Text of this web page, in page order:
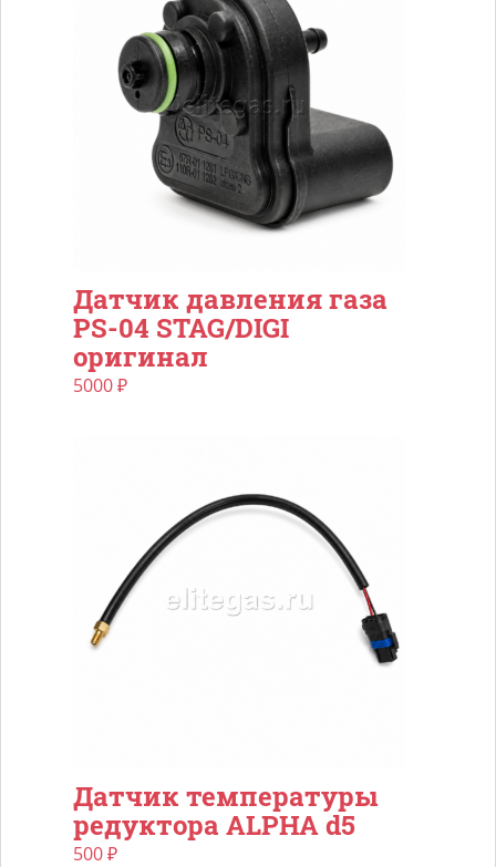
Датчик давления газа
PS-04 STAG/DIGI
оригинал
5000₽
Датчик температуры
редуктора ALPHA d5
500₽